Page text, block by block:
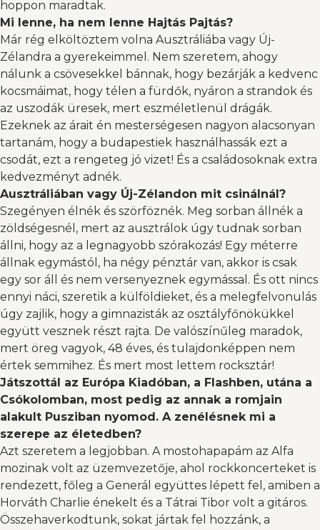
hoppon maradtak.
Mi lenne, ha nem lenne Hajtás Pajtás?
Már rég elköltöztem volna Ausztráliába vagy Új-
Zélandra a gyerekeimmel. Nem szeretem, ahogy
nálunk a csövesekkel bánnak, hogy bezárják a kedvenc
kocsmáimat, hogy télen a fürdők, nyáron a strandok és
az uszodák üresek, mert eszméletlenül drágák.
Ezeknek az árait én mesterségesen nagyon alacsonyan
tartanám, hogy a budapestiek használhassák ezt a
csodát, ezt a rengeteg jó vizet! És a családosoknak extra
kedvezményt adnék.
Ausztráliában vagy Új-Zélandon mit csinálnál?
Szegényen élnék és szörföznék. Meg sorban állnék a
zöldségesnél, mert az ausztrálok úgy tudnak sorban
állni, hogy az a legnagyobb szórakozás! Egy méterre
állnak egymástól, ha négy pénztár van, akkor is csak
egy sor áll és nem versenyeznek egymással. És ott nincs
ennyi náci, szeretik a külföldieket, és a melegfelvonulás
úgy zajlik, hogy a gimnazisták az osztályfőnökükkel
együtt vesznek részt rajta. De valószínűleg maradok,
mert öreg vagyok, 48 éves, és tulajdonképpen nem
értek semmihez. És mert most lettem rocksztár!
Játszottál az Európa Kiadóban, a Flashben, utána a
Csókolomban, most pedig az annak a romjain
alakult Pusziban nyomod. A zenélésnek mi a
szerepe az életedben?
Azt szeretem a legjobban. A mostohapapám az Alfa
mozinak volt az üzemvezetője, ahol rockkoncerteket is
rendezett, főleg a Generál együttes lépett fel, amiben a
Horváth Charlie énekelt és a Tátrai Tibor volt a gitáros.
Összehaverkodtunk, sokat jártak fel hozzánk, a